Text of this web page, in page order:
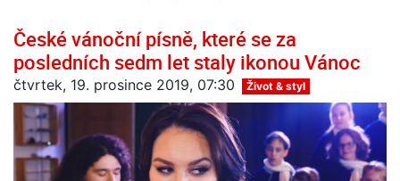
České vánoční písně, které se za
posledních sedm let staly ikonou Vánoc
čtvrtek, 19. prosince 2019, 07:30 Život & styl